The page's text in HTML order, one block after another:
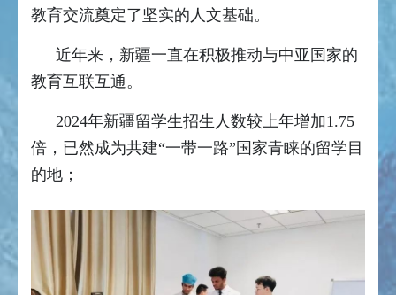
教育交流奠定了坚实的人文基础。
近年来，新疆一直在积极推动与中亚国家的
教育互联互通。
2024年新疆留学生招生人数较上年增加1.75
倍，已然成为共建“一带一路”国家青睐的留学目
的地；